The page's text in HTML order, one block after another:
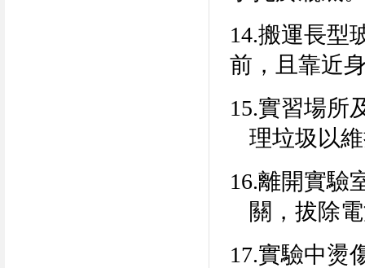
14.搬運長型
前，且靠近
15.實習場所
理垃圾以
16.離開實驗
關，拔除
17.實驗中燙